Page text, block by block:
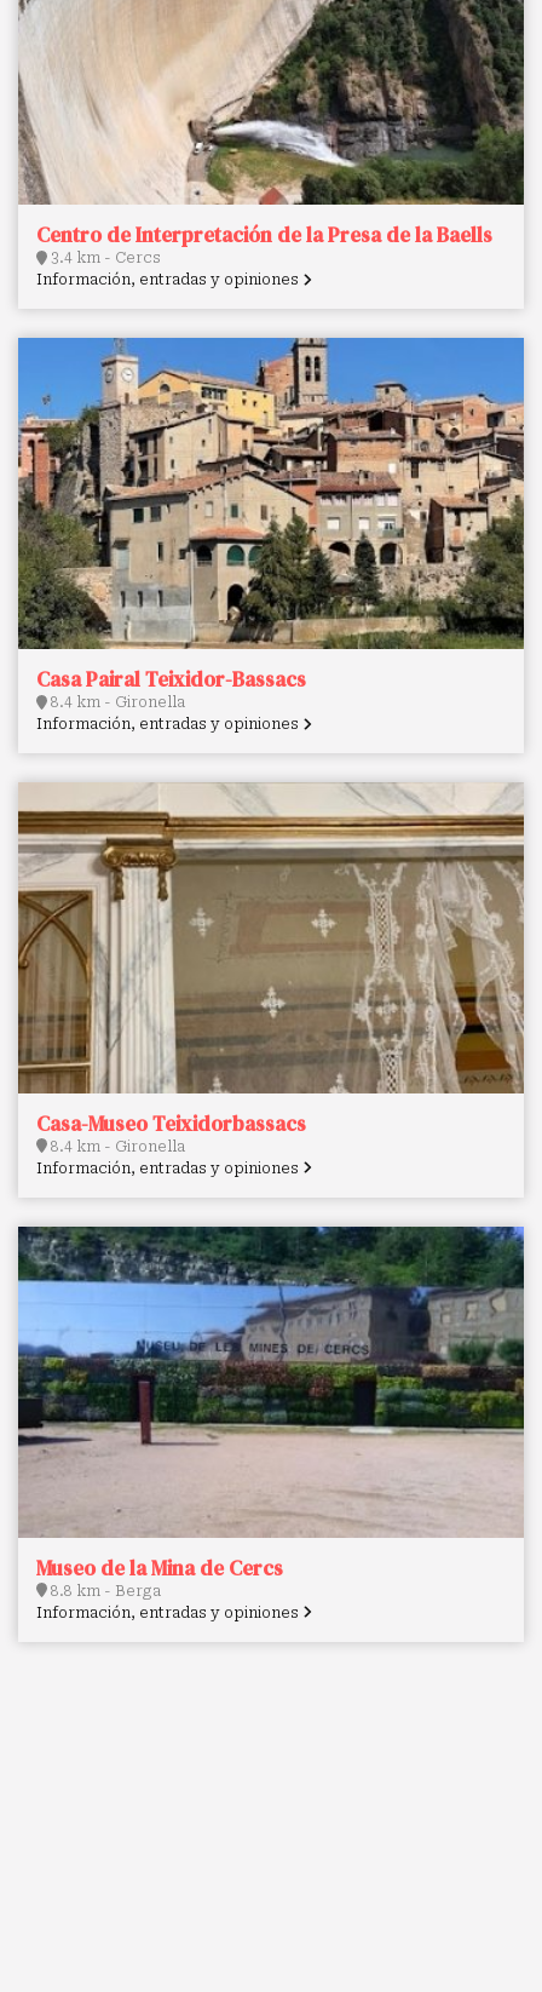
Centro de Interpretación de la Presa de la Baells
3.4 km - Cercs
Información, entradas y opiniones
Casa Pairal Teixidor-Bassacs
8.4 km - Gironella
Información, entradas y opiniones
Casa-Museo Teixidorbassacs
8.4 km - Gironella
Información, entradas y opiniones
Museo de la Mina de Cercs
8.8 km - Berga
Información, entradas y opiniones